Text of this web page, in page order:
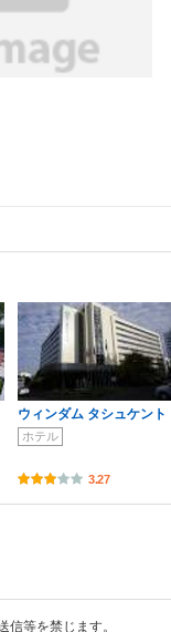
ウィンダム タシュケント
ホテル
3.27
等を禁じます。